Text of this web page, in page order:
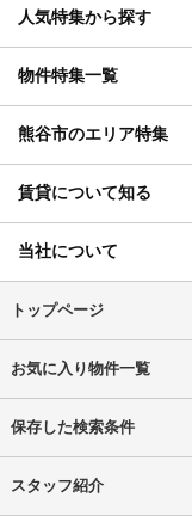
人気特集から探す
物件特集一覧
熊谷市のエリア特集
賃貸について知る
当社について
トップページ
お気に入り物件一覧
保存した検索条件
スタッフ紹介